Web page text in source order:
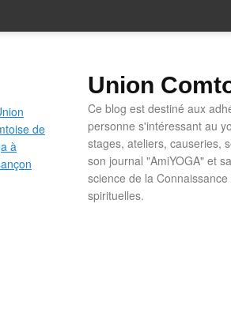
Union
Ce blog est destiné aux
personne s'intéressant au
stages, ateliers, causeries,
son journal "AmiYOGA" et
science de la
spirituelles.